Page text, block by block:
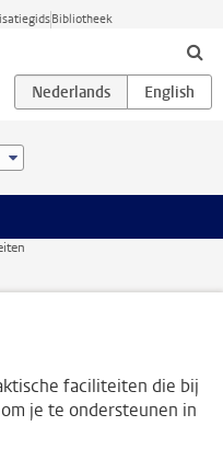
Bibliotheek
faciliteiten die bij
je te ondersteunen in